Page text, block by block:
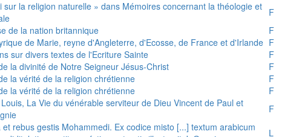
sur la religion naturelle » dans Mémoires concernant la théologie et F
de la nation britannique
F
de Marie, reyne d'Angleterre, d'Ecosse, de France et d'Irlande F
sur divers textes de l'Ecriture Sainte
F
la divinité de Notre Seigneur Jésus-Christ
F
la vérité de la religion chrétienne
F
la vérité de la religion chrétienne
F
La Vie du vénérable serviteur de Dieu Vincent de Paul et
F
et rebus gestis Mohammedi. Ex codice misto [...] textum arabicum
L